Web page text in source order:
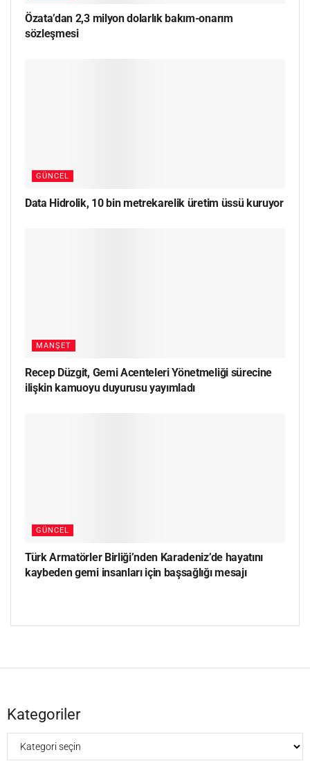
Özata’dan 2,3 milyon dolarlık bakım-onarım
sözleşmesi
GÜNCEL
Data Hidrolik, 10 bin metrekarelik üretim üssü kuruyor
MANŞET
Recep Düzgit, Gemi Acenteleri Yönetmeliği sürecine
ilişkin kamuoyu duyurusu yayımladı
GÜNCEL
Türk Armatörler Birliği’nden Karadeniz’de hayatını
kaybeden gemi insanları için başsağlığı mesajı
Kategoriler